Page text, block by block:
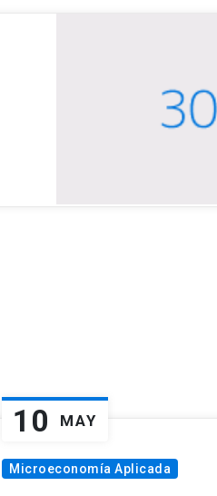
10 MAY
Microeconomía Aplicada